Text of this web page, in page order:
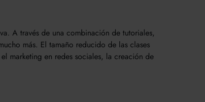
A través de una combinación de tutoriales,
más. El tamaño reducido de las clases
marketing en redes sociales, la creación de